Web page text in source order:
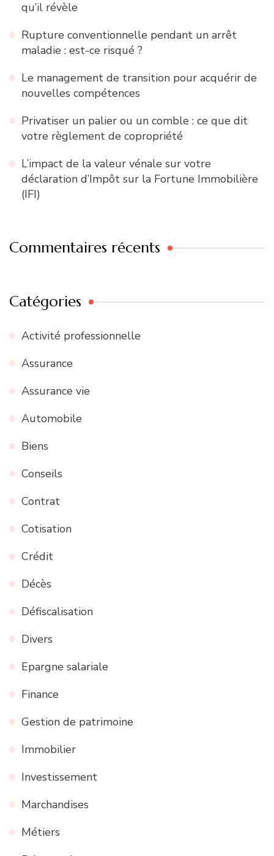
qu’il révèle
Rupture conventionnelle pendant un arrêt
maladie : est-ce risqué ?
Le management de transition pour acquérir de
nouvelles compétences
Privatiser un palier ou un comble : ce que dit
votre règlement de copropriété
L’impact de la valeur vénale sur votre
déclaration d’Impôt sur la Fortune Immobilière
(IFI)
Commentaires récents
Catégories
Activité professionnelle
Assurance
Assurance vie
Automobile
Biens
Conseils
Contrat
Cotisation
Crédit
Décès
Défiscalisation
Divers
Epargne salariale
Finance
Gestion de patrimoine
Immobilier
Investissement
Marchandises
Métiers